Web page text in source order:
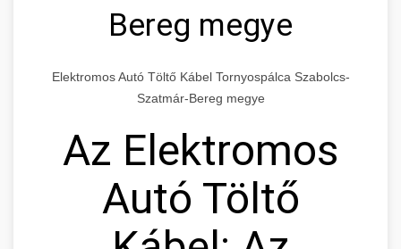
Bereg megye
Elektromos Autó Töltő Kábel Tornyospálca Szabolcs-
Szatmár-Bereg megye
Az Elektromos
Autó Töltő